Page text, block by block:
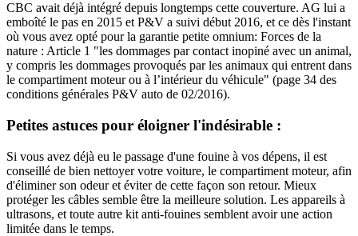
CBC avait déjà intégré depuis longtemps cette couverture. AG lui a
emboîté le pas en 2015 et P&V a suivi début 2016, et ce dès l'instant
où vous avez opté pour la garantie petite omnium: Forces de la
nature : Article 1 "les dommages par contact inopiné avec un animal,
y compris les dommages provoqués par les animaux qui entrent dans
le compartiment moteur ou à l’intérieur du véhicule" (page 34 des
conditions générales P&V auto de 02/2016).
Petites astuces pour éloigner l'indésirable :
Si vous avez déjà eu le passage d'une fouine à vos dépens, il est
conseillé de bien nettoyer votre voiture, le compartiment moteur, afin
d'éliminer son odeur et éviter de cette façon son retour. Mieux
protéger les câbles semble être la meilleure solution. Les appareils à
ultrasons, et toute autre kit anti-fouines semblent avoir une action
limitée dans le temps.